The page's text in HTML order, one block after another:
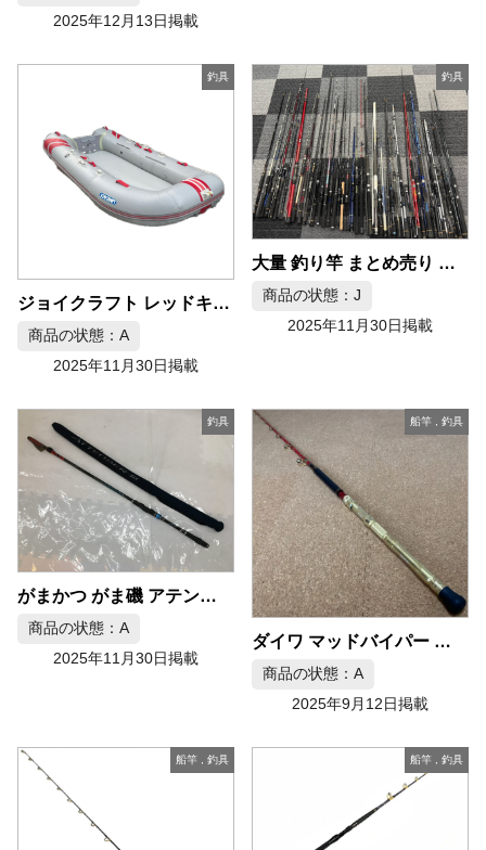
2025年12月13日掲載
釣具
ジョイクラフト レッドキャップ295 ゴムボート フィッシングボート V型船底
商品の状態：A
2025年11月30日掲載
釣具
大量 釣り竿 まとめ売り ロッド フィッシング 釣具セット
商品の状態：J
2025年11月30日掲載
釣具
がまかつ がま磯 アテンダーIII 1-50 磯釣り用 ロッド
商品の状態：A
2025年11月30日掲載
船竿 , 釣具
ダイワ マッドバイパー ファング 198
商品の状態：A
2025年9月12日掲載
船竿, 釣具 船竿 釣具